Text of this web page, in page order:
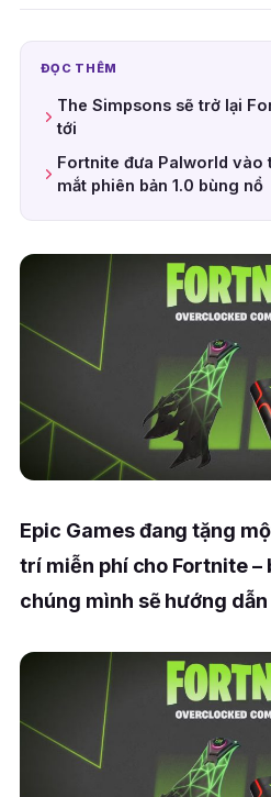
ĐỌC THÊM
The Simpsons sẽ trở lại
tới
Fortnite đưa Palworld vào
mắt phiên bản 1.0 bùng nổ
Epic Games đang tặng
trí miễn phí cho Fortnite
chúng mình sẽ hướng